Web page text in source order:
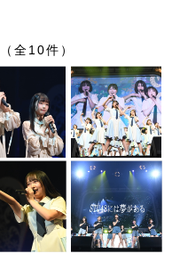
全10件）